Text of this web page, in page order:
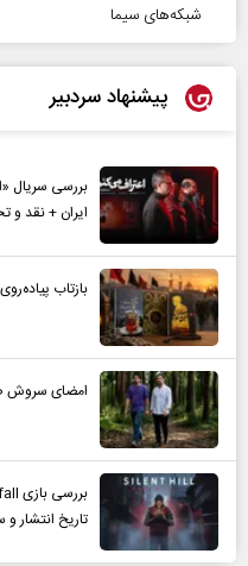
شبکه‌های سیما
پیشنهاد سردبیر
بررسی سریال
ایران + نقد و
بازتاب
امضای سروش
تاریخ انتشار و